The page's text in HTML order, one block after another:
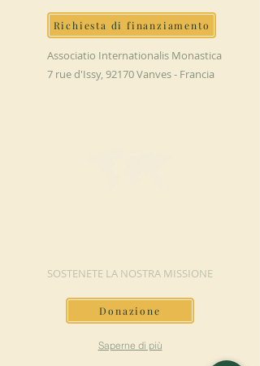
Richiesta di finanziamento
Associatio Internationalis Monastica
7 rue d'Issy, 92170 Vanves - Francia
SOSTENETE LA NOSTRA MISSIONE
Donazione
Saperne di più